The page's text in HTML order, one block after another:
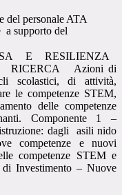
del personale ATA
a supporto del
E
RESILIENZA
RICERCA
Azioni di
scolastici, di attività,
le competenze STEM,
delle competenze
Componente 1 –
dagli
asili nido
competenze e nuovi
competenze STEM e
Investimento – Nuove